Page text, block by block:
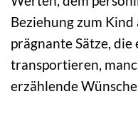
Beziehung zum Kind
prägnante Sätze,
transportieren,
erzählende